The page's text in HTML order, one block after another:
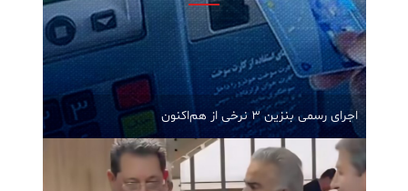
ورزشی
زیست
اجرای رسمی بنزین ۳ نرخی از هم‌اکنون